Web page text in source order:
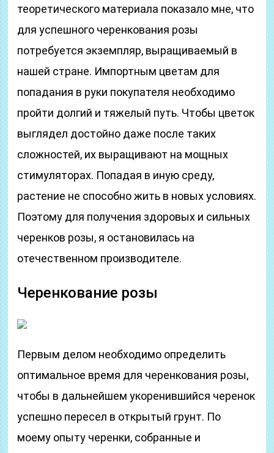
теоретического материала показало мне, что
для успешного черенкования розы
потребуется экземпляр, выращиваемый в
нашей стране. Импортным цветам для
попадания в руки покупателя необходимо
пройти долгий и тяжелый путь. Чтобы цветок
выглядел достойно даже после таких
сложностей, их выращивают на мощных
стимуляторах. Попадая в иную среду,
растение не способно жить в новых условиях.
Поэтому для получения здоровых и сильных
черенков розы, я остановилась на
отечественном производителе.
Черенкование розы
Первым делом необходимо определить
оптимальное время для черенкования розы,
чтобы в дальнейшем укоренившийся черенок
успешно пересел в открытый грунт. По
моему опыту черенки, собранные и